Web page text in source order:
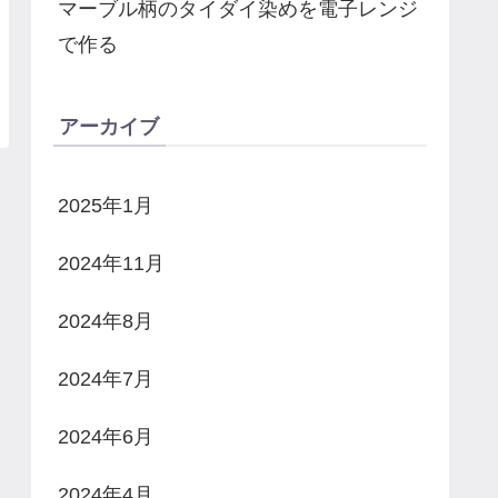
マーブル柄のタイダイ染めを電子レンジ
で作る
アーカイブ
2025年1月
2024年11月
2024年8月
2024年7月
2024年6月